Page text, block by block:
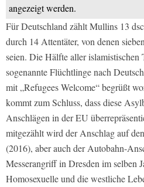
angezeigt werden.
Für Deutschland zählt Mullins 13
durch 14 Attentäter, von denen
seien. Die Hälfte aller islamistischen
sogenannte Flüchtlinge nach
mit „Refugees Welcome“ begrüßt
kommt zum Schluss, dass diese
Anschlägen in der EU
mitgezählt wird der Anschlag auf
(2016), aber auch der Autobahn-
Messerangriff in Dresden im selben
Homosexuelle und die westliche